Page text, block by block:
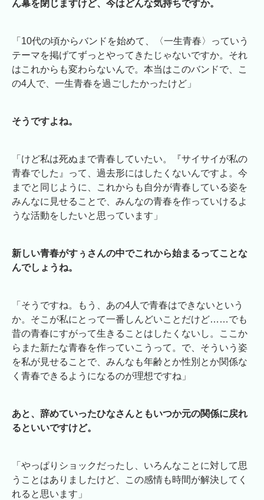
ん幕を閉じますけど、今はどんな気持ちですか。
「10代の頃からバンドを始めて、〈一生青春〉っていう
テーマを掲げてずっとやってきたじゃないですか。それ
はこれからも変わらないんで。本当はこのバンドで、こ
の4人で、一生青春を過ごしたかったけど」
そうですよね。
「けど私は死ぬまで青春していたい。『サイサイが私の
青春でした』って、過去形にはしたくないんですよ。今
までと同じように、これからも自分が青春している姿を
みんなに見せることで、みんなの青春を作っていけるよ
うな活動をしたいと思っています」
新しい青春がすぅさんの中でこれから始まるってことな
んでしょうね。
「そうですね。もう、あの4人で青春はできないという
か。そこが私にとって一番しんどいことだけど……でも
昔の青春にすがって生きることはしたくないし。ここか
らまた新たな青春を作っていこうって。で、そういう姿
を私が見せることで、みんなも年齢とか性別とか関係な
く青春できるようになるのが理想ですね」
あと、辞めていったひなさんともいつか元の関係に戻れ
るといいですけど。
「やっぱりショックだったし、いろんなことに対して思
うことはありましたけど、この感情も時間が解決してく
れると思います」